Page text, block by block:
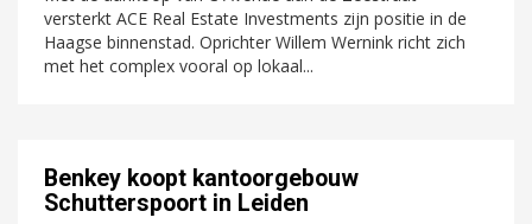
versterkt ACE Real Estate Investments zijn positie in de
Haagse binnenstad. Oprichter Willem Wernink richt zich
met het complex vooral op lokaal...
Benkey koopt kantoorgebouw
Schutterspoort in Leiden